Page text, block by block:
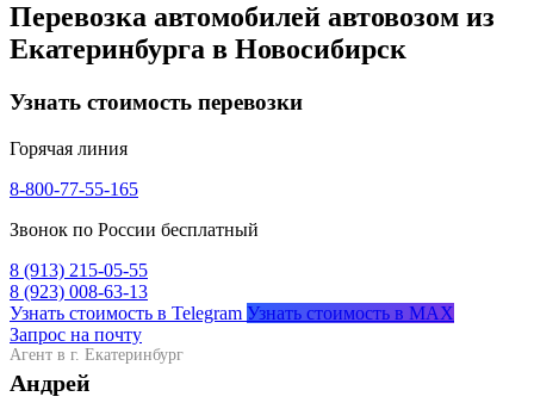
Перевозка автомобилей автовозом из
Екатеринбурга в Новосибирск
Узнать стоимость перевозки
Горячая линия
8-800-77-55-165
Звонок по России бесплатный
8 (913) 215-05-55
8 (923) 008-63-13
Узнать стоимость в Telegram Узнать стоимость в MAX
Запрос на почту
Агент в г. Екатеринбург
Андрей